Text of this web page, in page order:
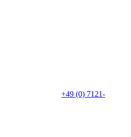
+49 (0) 7121-